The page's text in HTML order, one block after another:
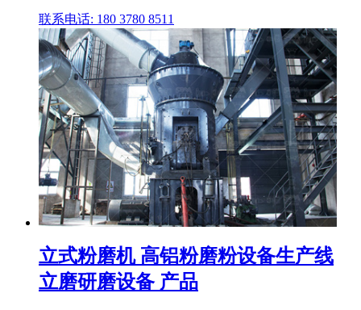
联系电话: 180 3780 8511
立式粉磨机 高铝粉磨粉设备生产线
立磨研磨设备 产品